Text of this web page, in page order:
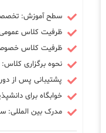
سطح آموزش:
ظرفیت کلاس عمومی: 10
ظرفیت کلاس خصوصی: 3
نحوه برگزاری
پشتیبانی پس از دوره: 90
خوابگاه برای
مدرک بین المللی: